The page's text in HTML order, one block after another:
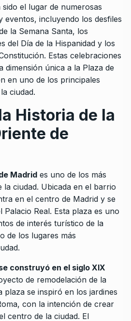
el lugar de numerosas
eventos, incluyendo los desfiles
la Semana Santa, los
del Día de la Hispanidad y los
Estas celebraciones
dimensión única a la Plaza de
en uno de los principales
ciudad.
Historia de la
de
Madrid es uno de los más
la ciudad. Ubicada en el barrio
en el centro de Madrid y se
Palacio Real. Esta plaza es uno
de interés turístico de la
de los lugares más
construyó en el siglo XIX
de remodelación de la
plaza se inspiró en los jardines
con la intención de crear
centro de la ciudad. El